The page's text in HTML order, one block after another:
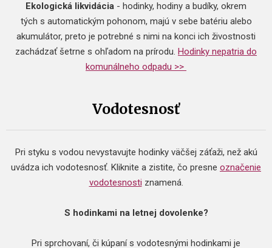
Ekologická likvidácia - hodinky, hodiny a budíky, okrem
tých s automatickým pohonom, majú v sebe batériu alebo
akumulátor, preto je potrebné s nimi na konci ich živostnosti
zachádzať šetrne s ohľadom na prírodu. Hodinky nepatria do
komunálneho odpadu >>
Vodotesnosť
Pri styku s vodou nevystavujte hodinky väčšej záťaži, než akú
uvádza ich vodotesnosť. Kliknite a zistite, čo presne označenie
vodotesnosti znamená.
S hodinkami na letnej dovolenke?
Pri sprchovaní, či kúpaní s vodotesnými hodinkami je